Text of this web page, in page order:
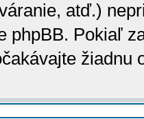
atď.)
phpBB. Pokiaľ
žiadnu